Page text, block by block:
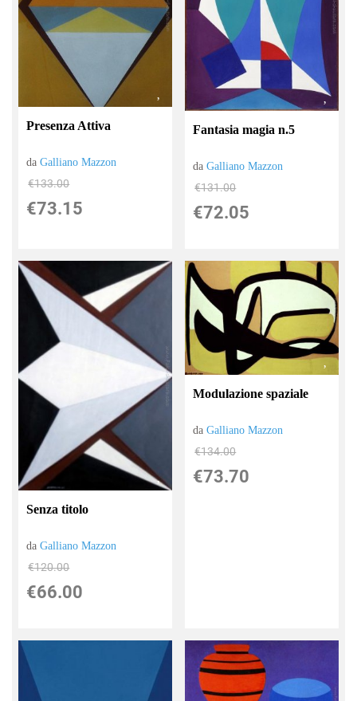
Presenza Attiva
daGalliano Mazzon
€133.00
€73.15
Fantasia magia n.5
daGalliano Mazzon
€131.00
€72.05
Senza titolo
daGalliano Mazzon
€120.00
€66.00
Modulazione spaziale
daGalliano Mazzon
€134.00
€73.70